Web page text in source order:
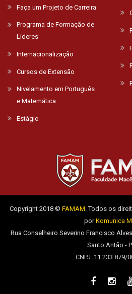
Faça um Projeto de Carreira
Programa de Formação de
Líderes
Internacionalização
Cursos de Extensão
Nivelamento em Português
e Matemática
Estágio
Copyright 2018 © FAMAM. Todos os
porKomunica
Rua Conselheiro Severino Francisco
Santo Antão -
CNPJ: 11.233.879/